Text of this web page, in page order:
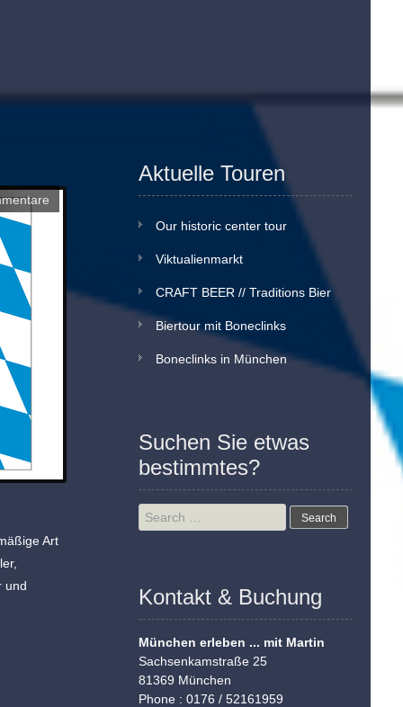
Art
und
Aktuelle Touren
Our historic center tour
Viktualienmarkt
CRAFT BEER // Traditions Bier
Biertour mit Boneclinks
Boneclinks in München
Suchen Sie etwas
bestimmtes?
Search
for:
Kontakt & Buchung
München erleben ... mit Martin
Sachsenkamstraße 25
81369 München
Phone : 0176 / 52161959